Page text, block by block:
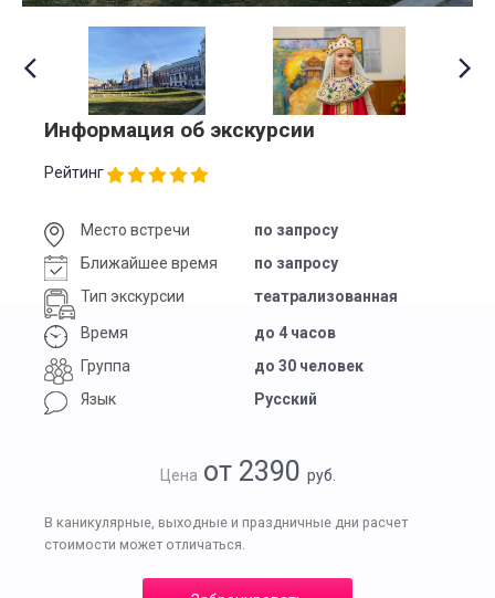
Информация об экскурсии
Рейтинг
Место встречи
по запросу
Ближайшее время
по запросу
Тип экскурсии
театрализованная
Время
до 4 часов
Группа
до 30 человек
Язык
Русский
Цена от 2390 руб.
В каникулярные, выходные и праздничные дни расчет
стоимости может отличаться.